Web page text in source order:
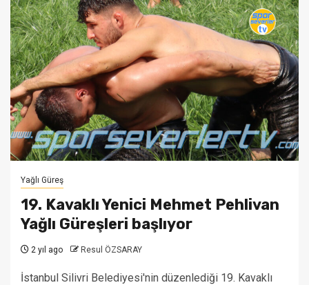
Yağlı Güreş
19. Kavaklı Yenici Mehmet Pehlivan
Yağlı Güreşleri başlıyor
2 yıl ago Resul ÖZSARAY
İstanbul Silivri Belediyesi'nin düzenlediği 19. Kavaklı